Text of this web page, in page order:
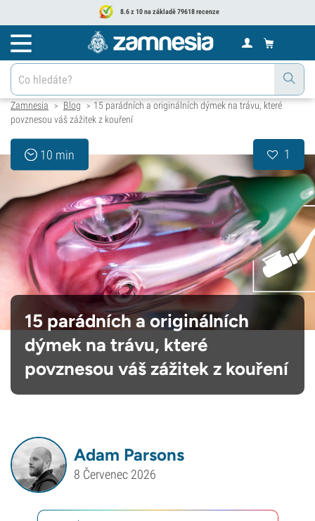
8.6 z 10 na základě 79618 recenze
Zamnesia > Blog > 15 parádních a originálních dýmek na trávu, které
povznesou váš zážitek z kouření
10 min 1
15 parádních a originálních
dýmek na trávu, které
povznesou váš zážitek z kouření
Adam Parsons
8 Červenec 2026